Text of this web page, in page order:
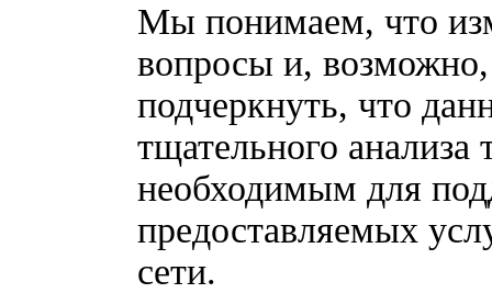
Мы понимаем, что
вопросы и,
подчеркнуть, что
тщательного анализа
необходимым для
предоставляемых
сети.